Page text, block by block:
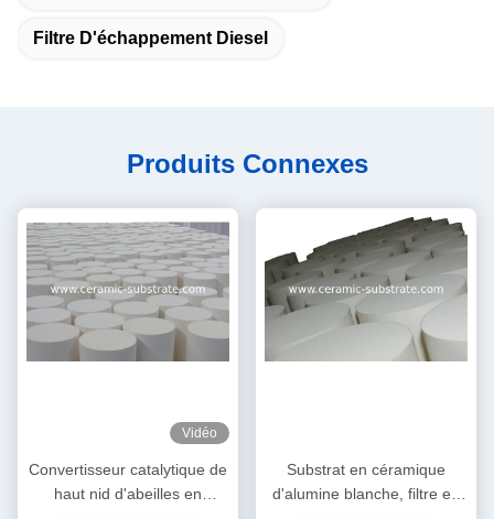
Filtre D'échappement Diesel
Produits Connexes
Vidéo
Convertisseur catalytique de
haut nid d'abeilles en
Substrat en céramique
d'alumine blanche, filtre en